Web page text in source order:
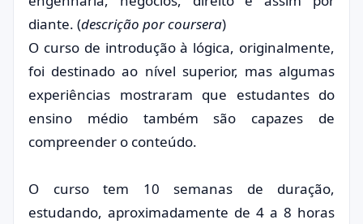
diante. (descrição por coursera)
O curso de introdução à lógica, originalmente,
foi destinado ao nível superior, mas algumas
experiências mostraram que estudantes do
ensino médio também são capazes de
compreender o conteúdo.
O curso tem 10 semanas de duração,
estudando, aproximadamente de 4 a 8 horas